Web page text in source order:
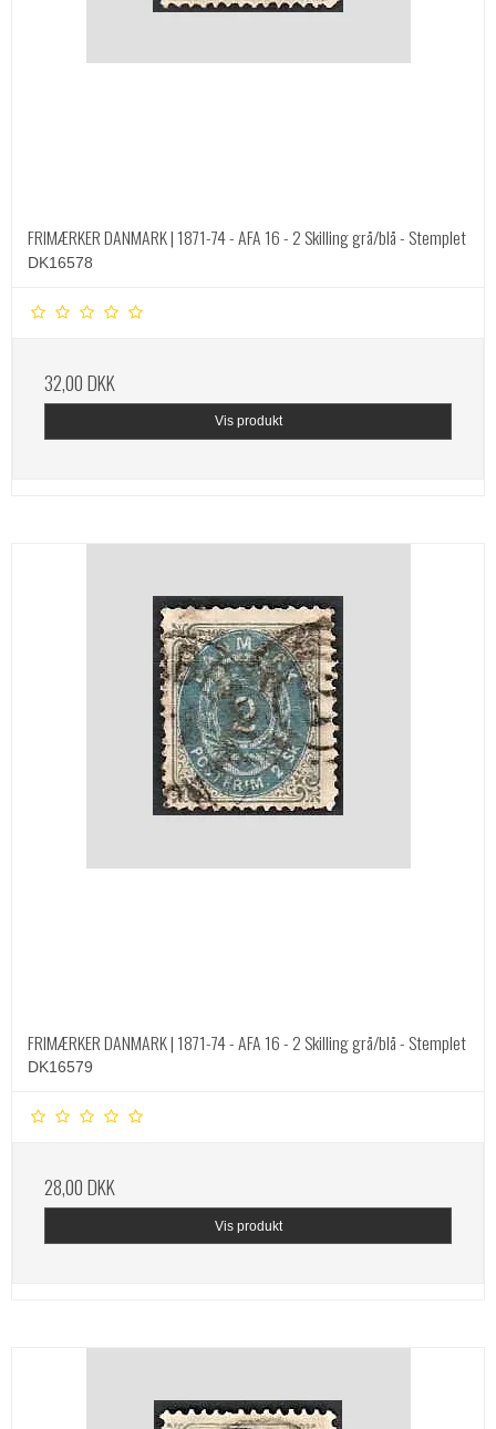
FRIMÆRKER DANMARK | 1871-74 - AFA 16 - 2 Skilling grå/blå - Stemplet
DK16578
32,00 DKK
Vis produkt
FRIMÆRKER DANMARK | 1871-74 - AFA 16 - 2 Skilling grå/blå - Stemplet
DK16579
28,00 DKK
Vis produkt